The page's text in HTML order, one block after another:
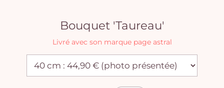
Bouquet 'Taureau'
Livré avec son marque page astral